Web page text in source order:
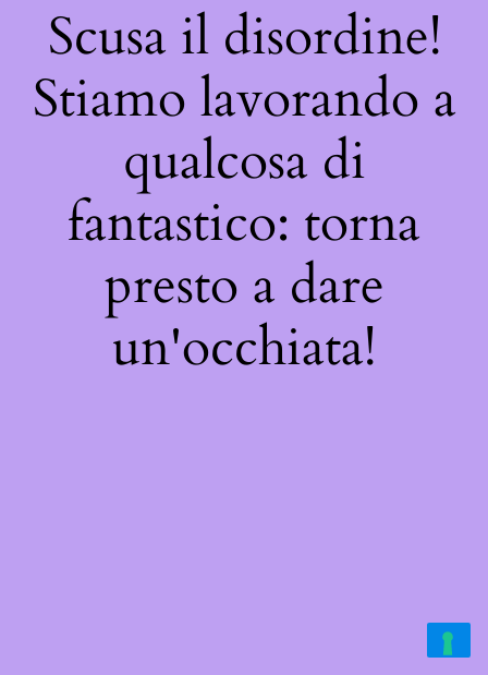
Scusa il disordine!
Stiamo lavorando a
qualcosa di
fantastico: torna
presto a dare
un'occhiata!